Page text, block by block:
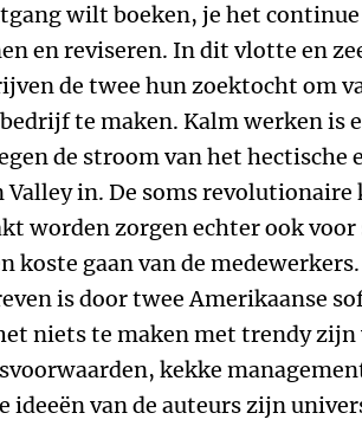
wilt boeken, je het
en reviseren. In dit vlotte en
de twee hun zoektocht om
te maken. Kalm werken is
de stroom van het hectische
Valley in. De soms revolutionaire
worden zorgen echter ook voor
koste gaan van de
is door twee Amerikaanse
niets te maken met trendy
kekke
ideeën van de auteurs zijn